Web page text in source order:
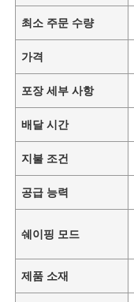
최소 주문 수량
가격
포장 세부 사항
배달 시간
지불 조건
공급 능력
쉐이핑 모드
제품 소재